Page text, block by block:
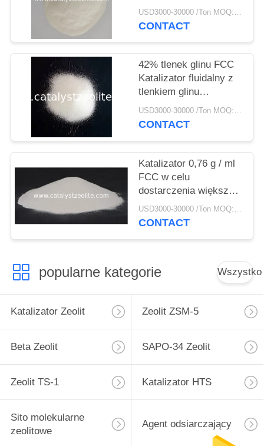
USD3000-30000 /Ton MOQ:1 KG
CONTACT
42% tlenek glinu FCC
Katalizator fluidalny z
tlenkiem glinu
Katalizator
USD3000-30000 /Ton MOQ:1 KG
CONTACT
Katalizator 0,76 g / ml
FCC w celu
dostarczenia większej
ilości butylenu do
rafinerii
USD3000-30000 /Ton MOQ:1 KG
CONTACT
popularne kategorie Wszystko
Katalizator Zeolit Zeolit ​​ZSM-5
Beta Zeolit SAPO-34 Zeolit
Zeolit ​​TS-1 Katalizator HTS
Sito molekularne
zeolitowe
Agent odsiarczający